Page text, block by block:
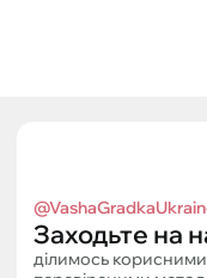
Заходьте на
ділимось